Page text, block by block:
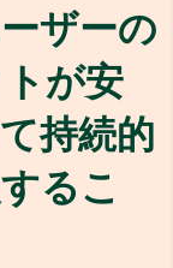
ザーの
が安
持続的
るこ